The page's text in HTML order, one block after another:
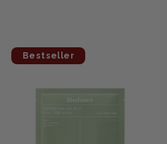
Bestseller